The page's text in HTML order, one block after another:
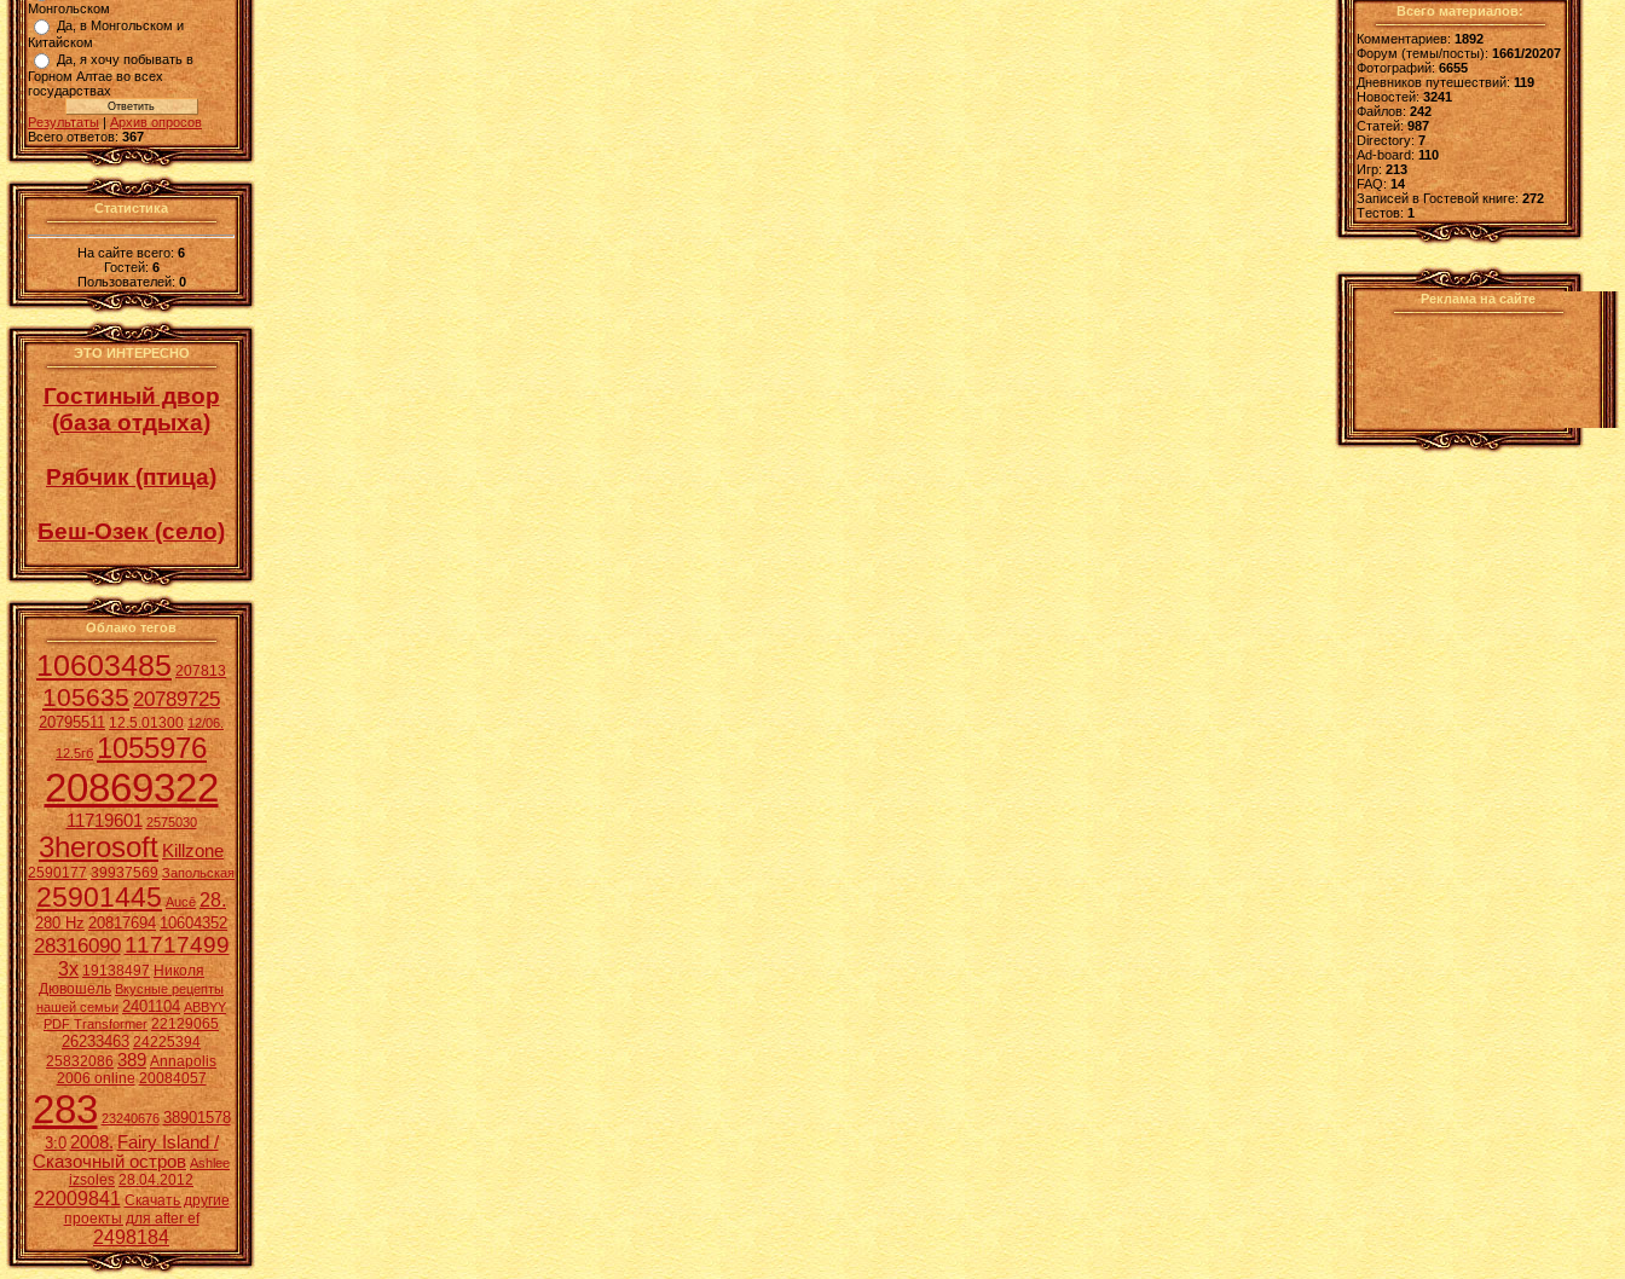
Монгольском
Да, в Монгольском и
Китайском
Да, я хочу побывать в
Горном Алтае во всех
государствах
Результаты |Архив опросов
Всего ответов: 367
Статистика
На сайте всего:6
Гостей:6
Пользователей: 0
ЭТО ИНТЕРЕСНО
Гостиный двор
(база отдыха)
Рябчик (птица)
Беш-Озек (село)
Облако тегов
10603485 207813
10563520789725
20795511 12.5.01300 12/06.
12.5гб 1055976
20869322
11719601 2575030
3herosoft Killzone
2590177 39937569 Запольская
25901445 Aucē 28.
280 Hz 20817694 10604352
2831609011717499
3x 19138497 Николя
Дювошель Вкусные рецепты
нашей семьи 2401104 ABBYY
PDF Transformer 22129065
26233463 24225394
25832086 389 Annapolis
2006 online 20084057
283 23240676 38901578
3:0 2008. Fairy Island /
Сказочный остров Ashlee
izsoles 28.04.2012
22009841 Скачать другие
проекты для after ef
2498184
Всего материалов:
Комментариев: 1892
Форум (темы/посты):1661/20207
Фотографий:6655
Дневников путешествий:119
Новостей:3241
Файлов: 242
Статей:987
Directory: 7
Ad-board:110
Игр: 213
FAQ:14
Записей в Гостевой книге:272
Tестов: 1
Реклама на сайте